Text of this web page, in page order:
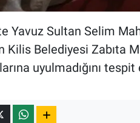
Yavuz Sultan Selim
Kilis Belediyesi Zabıta
uyulmadığını